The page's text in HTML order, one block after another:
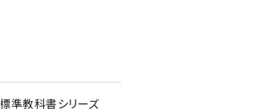
標準教科書シリーズ